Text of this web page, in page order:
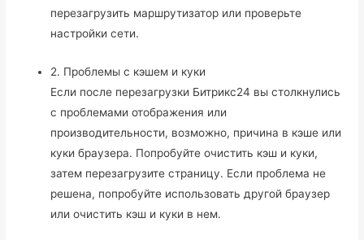
перезагрузить маршрутизатор или проверьте
настройки сети.
2. Проблемы с кэшем и куки
Если после перезагрузки Битрикс24 вы столкнулись
с проблемами отображения или
производительности, возможно, причина в кэше или
куки браузера. Попробуйте очистить кэш и куки,
затем перезагрузите страницу. Если проблема не
решена, попробуйте использовать другой браузер
или очистить кэш и куки в нем.